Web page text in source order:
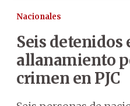
Nacionales
Seis detenidos
allanamiento
crimen en PJC